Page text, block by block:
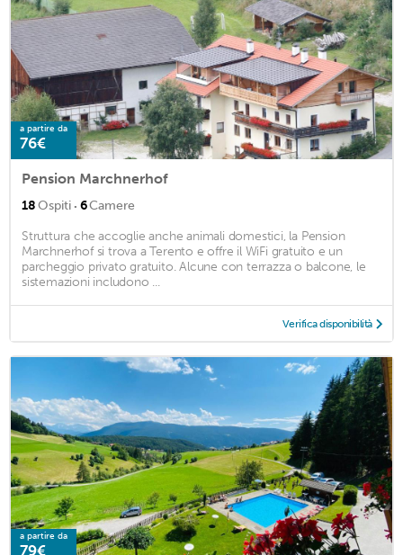
a partire da
76€
Pension Marchnerhof
18Ospiti · 6Camere
Struttura che accoglie anche animali domestici, la Pension
Marchnerhof si trova a Terento e offre il WiFi gratuito e un
parcheggio privato gratuito. Alcune con terrazza o balcone, le
sistemazioni includono ...
Verifica disponibilità
a partire da